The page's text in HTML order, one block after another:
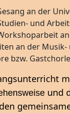
an der
und
an der Musik-
bzw.
und